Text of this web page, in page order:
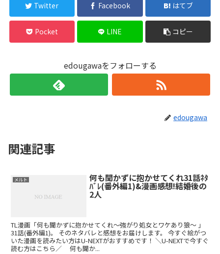
Twitter Facebook はてブ
Pocket LINE コピー
edougawaをフォローする
edougawa
関連記事
メルト 何も聞かずに抱かせてくれ31話ﾈﾀ
ﾊﾞﾚ(番外編1)&漫画感想!結婚後の
2人
TL漫画「何も聞かずに抱かせてくれ～強がり処女とワケあり狼～ 」
31話(番外編1)。 そのネタバレと感想をお届けします。 今すぐ絵がつ
いた漫画を読みたい方はU-NEXTがおすすめです！ ＼U-NEXTで今すぐ
読む方はこちら／ 何も聞か...